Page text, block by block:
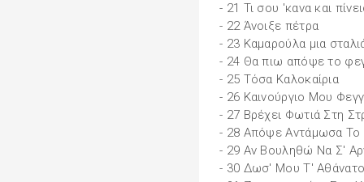
- 21 Τι σου 'κανα και
- 22 Άνοιξε πέτρα
- 23 Καμαρούλα μια
- 24 Θα πιω απόψε το
- 25 Τόσα Καλοκαίρια
- 26 Καινούργιο Μου
- 27 Βρέχει Φωτιά Στη
- 28 Απόψε Αντάμωσα Το
- 29 Αν Βουληθώ Να Σ'
- 30 Δωσ' Μου Τ'